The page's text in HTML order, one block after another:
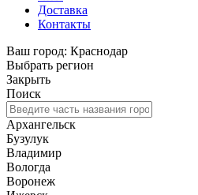
Доставка
Контакты
Ваш город: Краснодар
Выбрать регион
Закрыть
Поиск
Архангельск
Бузулук
Владимир
Вологда
Воронеж